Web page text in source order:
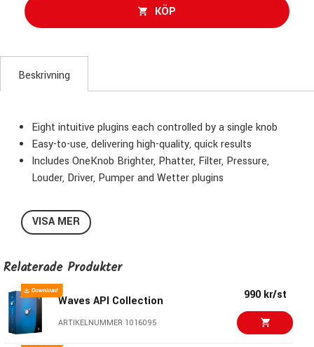
KÖP
Beskrivning
Eight intuitive plugins each controlled by a single knob
Easy-to-use, delivering high-quality, quick results
Includes OneKnob Brighter, Phatter, Filter, Pressure,
Louder, Driver, Pumper and Wetter plugins
VISA MER
Relaterade Produkter
Waves API Collection
ARTIKELNUMMER 1016095
990 kr/st